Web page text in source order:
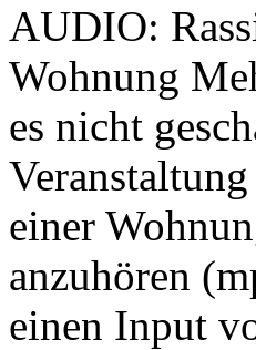
AUDIO:
Wohnung
es nicht
einer
anzuhören
einen Input